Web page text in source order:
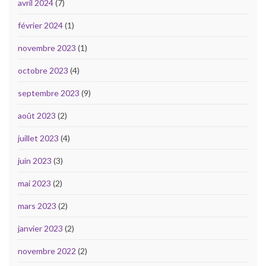
avril 2024(7)
février 2024(1)
novembre 2023 (1)
octobre 2023 (4)
septembre 2023 (9)
août 2023 (2)
juillet 2023 (4)
juin 2023 (3)
mai 2023 (2)
mars 2023 (2)
janvier 2023 (2)
novembre 2022 (2)